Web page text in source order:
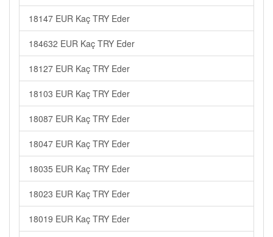
18147 EUR Kaç TRY Eder
184632 EUR Kaç TRY Eder
18127 EUR Kaç TRY Eder
18103 EUR Kaç TRY Eder
18087 EUR Kaç TRY Eder
18047 EUR Kaç TRY Eder
18035 EUR Kaç TRY Eder
18023 EUR Kaç TRY Eder
18019 EUR Kaç TRY Eder